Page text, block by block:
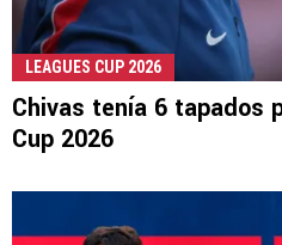
LEAGUES CUP 2026
Chivas tenía 6 tapados
Cup 2026